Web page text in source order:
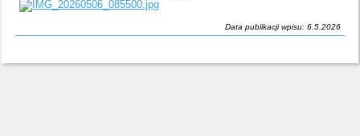
Data publikacji wpisu: 6.5.2026